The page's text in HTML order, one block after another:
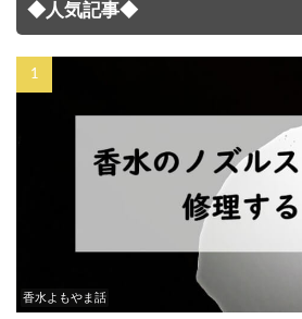
◆人気記事◆
香水よもやま話